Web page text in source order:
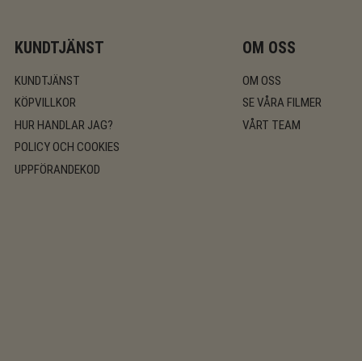
KUNDTJÄNST
KUNDTJÄNST
KÖPVILLKOR
HUR HANDLAR JAG?
POLICY OCH COOKIES
UPPFÖRANDEKOD
OM OSS
OM OSS
SE VÅRA FILMER
VÅRT TEAM